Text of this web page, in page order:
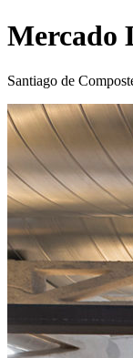
Mercado
Santiago de